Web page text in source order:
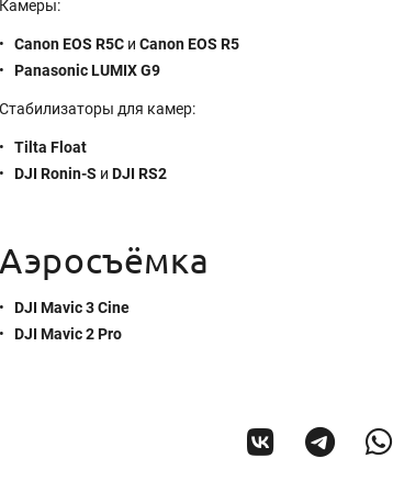
Камеры:
CanonEOS R5C и Canon EOS R5
Panasonic LUMIX G9
Стабилизаторы для камер:
Tilta Float
DJI Ronin-S и DJI RS2
Аэросъёмка
DJI Mavic 3 Cine
DJI Mavic 2 Pro